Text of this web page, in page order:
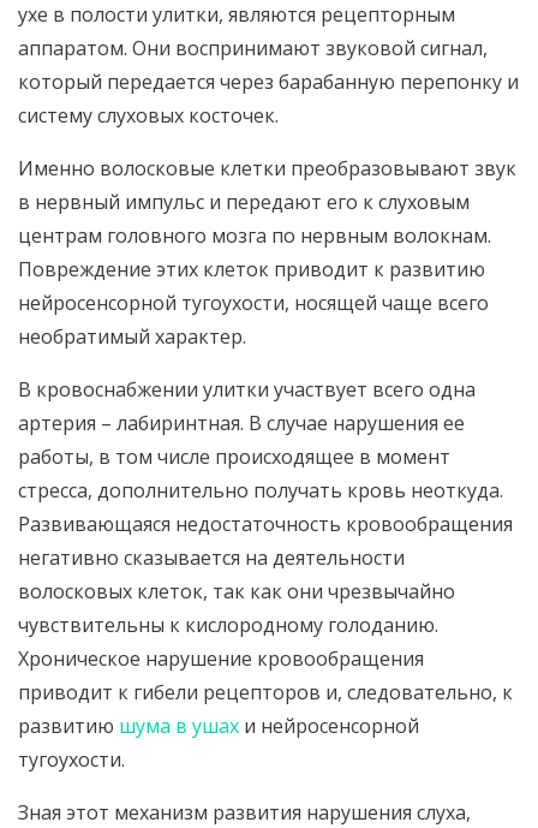
ухе в полости улитки, являются рецепторным
аппаратом. Они воспринимают звуковой сигнал,
который передается через барабанную перепонку и
систему слуховых косточек.
Именно волосковые клетки преобразовывают звук
в нервный импульс и передают его к слуховым
центрам головного мозга по нервным волокнам.
Повреждение этих клеток приводит к развитию
нейросенсорной тугоухости, носящей чаще всего
необратимый характер.
В кровоснабжении улитки участвует всего одна
артерия – лабиринтная. В случае нарушения ее
работы, в том числе происходящее в момент
стресса, дополнительно получать кровь неоткуда.
Развивающаяся недостаточность кровообращения
негативно сказывается на деятельности
волосковых клеток, так как они чрезвычайно
чувствительны к кислородному голоданию.
Хроническое нарушение кровообращения
приводит к гибели рецепторов и, следовательно, к
развитию шума в ушах и нейросенсорной
тугоухости.
Зная этот механизм развития нарушения слуха,